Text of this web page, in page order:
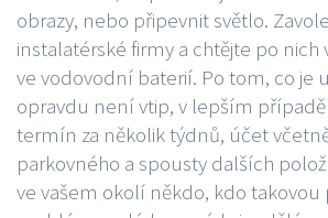
obrazy, nebo připevnit světlo.
instalatérské firmy a chtějte po
ve vodovodní baterií. Po tom, co je
opravdu není vtip, v lepším
termín za několik týdnů, účet
parkovného a spousty dalších
ve vašem okolí někdo, kdo takovou